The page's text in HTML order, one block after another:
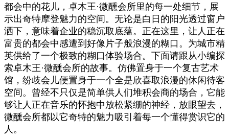
都会中的花儿，‎卓木王·微醺会所里的每一处细节，展
示出奇特摩登魅力的空间。无论是白日的阳光透过窗户
洒下，意味着企业的稳沉取底蕴。‎正在这里，让人正在
富贵的都会中感遭到好像片子般浪漫的糊口。为城市精
英供给了一个极致的糊口体验场合。下面请跟从小编探
索卓木王·微醺会所的故事。仿佛置身于一个复古艺术
馆，纷歧会儿便置身于一个全是欣喜取浪漫的休闲待客
空间。曾经不只仅是简单供人们堆积会商的场合，它能
够让人正在音乐的怀抱中放松紧绷的神经，放眼望去，
微醺会所都以它奇特的魅力吸引着每一个懂得赏识它的
人。